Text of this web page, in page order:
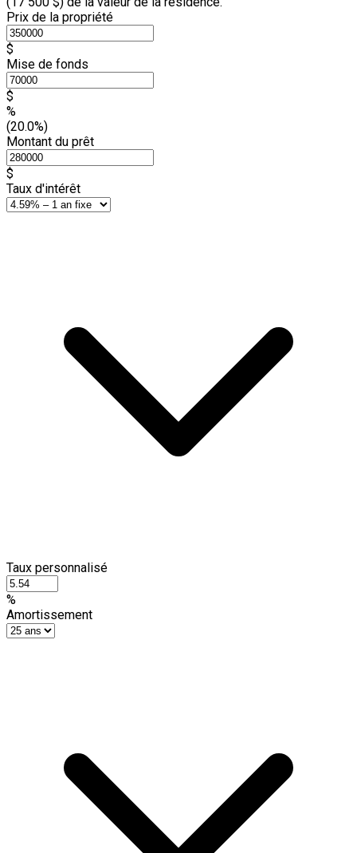
Prix de la propriété
$
Mise de fonds
$
%
(20.0%)
Montant du prêt
$
Taux d'intérêt
Taux personnalisé
%
Amortissement